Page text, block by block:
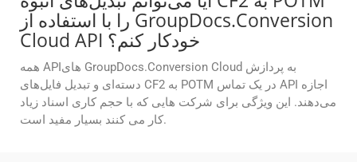
را با استفاده از GroupDocs.Conversion
Cloud API خودکار کنم؟
همه APIهای GroupDocs.Conversion Cloud به پردازش
دسته‌ای و تبدیل فایل‌های CF2 به POTM در یک تماس API اجازه
می‌دهند. این ویژگی برای شرکت هایی که با حجم کاری اسناد زیاد
کار می کنند بسیار مفید است.